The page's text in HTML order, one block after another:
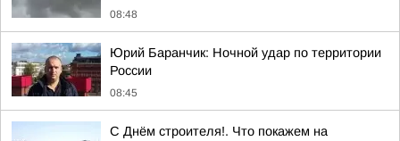
08:48
Юрий Баранчик: Ночной удар по территории
России
08:45
С Днём строителя!. Что покажем на